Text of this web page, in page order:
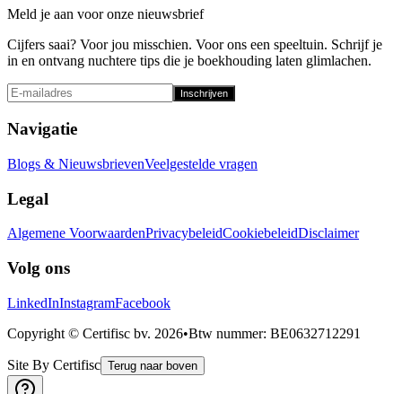
Meld je aan voor onze nieuwsbrief
Cijfers saai? Voor jou misschien. Voor ons een speeltuin. Schrijf je
in en ontvang nuchtere tips die je boekhouding laten glimlachen.
Inschrijven
Navigatie
Blogs & NieuwsbrievenVeelgestelde vragen
Legal
Algemene VoorwaardenPrivacybeleidCookiebeleidDisclaimer
Volg ons
LinkedInInstagramFacebook
Copyright © Certifisc bv. 2026•Btw nummer: BE0632712291
Site By Certifisc Terug naar boven